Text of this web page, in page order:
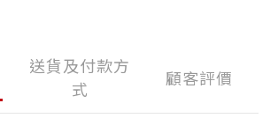
送貨及付款方
式
顧客評價